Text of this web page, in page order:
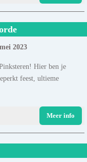
2023
Hier ben je
feest, ultieme
Meer info